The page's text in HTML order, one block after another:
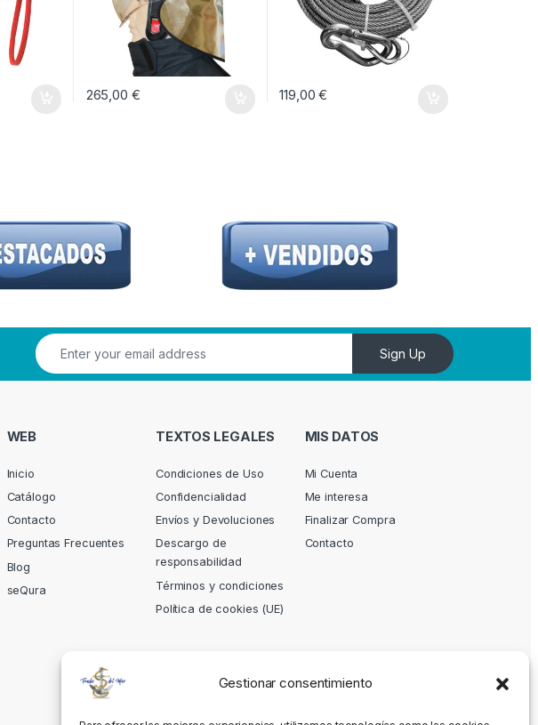
Gestionar consentimiento
265,00 € 119,00€
Sign Up
WEB
Inicio
Catálogo
Contacto
Preguntas Frecuentes
Blog
seQura
TEXTOS LEGALES
Condiciones de Uso
Confidencialidad
Envíos y Devoluciones
Descargo de
responsabilidad
Términos y condiciones
Política de cookies (UE)
MIS DATOS
Mi Cuenta
Me interesa
Finalizar Compra
Contacto